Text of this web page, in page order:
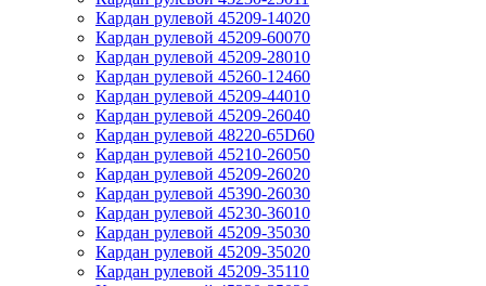
Кардан рулевой 45209-14020
Кардан рулевой 45209-60070
Кардан рулевой 45209-28010
Кардан рулевой 45260-12460
Кардан рулевой 45209-44010
Кардан рулевой 45209-26040
Кардан рулевой 48220-65D60
Кардан рулевой 45210-26050
Кардан рулевой 45209-26020
Кардан рулевой 45390-26030
Кардан рулевой 45230-36010
Кардан рулевой 45209-35030
Кардан рулевой 45209-35020
Кардан рулевой 45209-35110